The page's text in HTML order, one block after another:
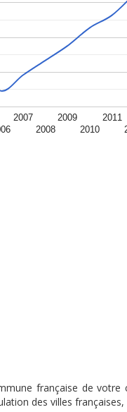
2007
2008
2009
2010
2011
française de
des villes